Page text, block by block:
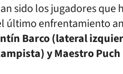
sido los jugadores que
último enfrentamiento
Barco (lateral
y Maestro